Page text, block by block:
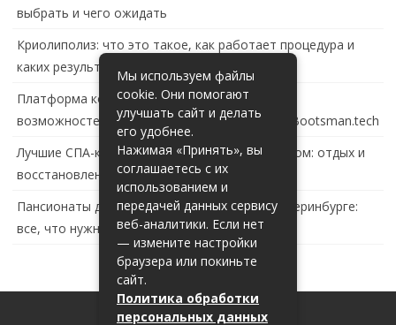
выбрать и чего ожидать
Криолиполиз: что это такое, как работает процедура и
каких результатов ждать
Платформа контейнеризации в России: обзор
возможностей и перспектив развития сайта Bootsman.tech
Лучшие СПА-комплексы в Тольятти с бассейном: отдых и
восстановление за городом
Пансионаты для пожилых с деменцией в Екатеринбурге:
все, что нужно знать
Мы используем файлы
cookie. Они помогают
улучшать сайт и делать
его удобнее.
Нажимая «Принять», вы
соглашаетесь с их
использованием и
передачей данных сервису
веб-аналитики. Если нет
— измените настройки
браузера или покиньте
сайт.
Политика обработки
персональных данных